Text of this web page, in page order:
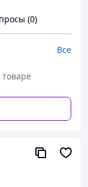
символику
(0)
Все